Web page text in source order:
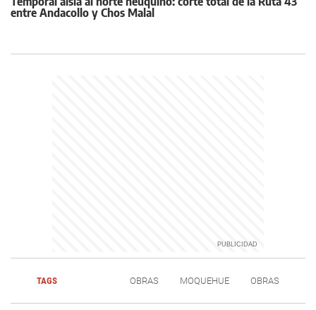
entre Andacollo y Chos Malal
TAGS OBRAS MOQUEHUE OBRAS